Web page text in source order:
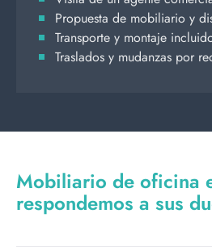
Propuesta de mobiliario y
Transporte y montaje
Traslados y mudanzas por
Mobiliario de oficina
respondemos a sus